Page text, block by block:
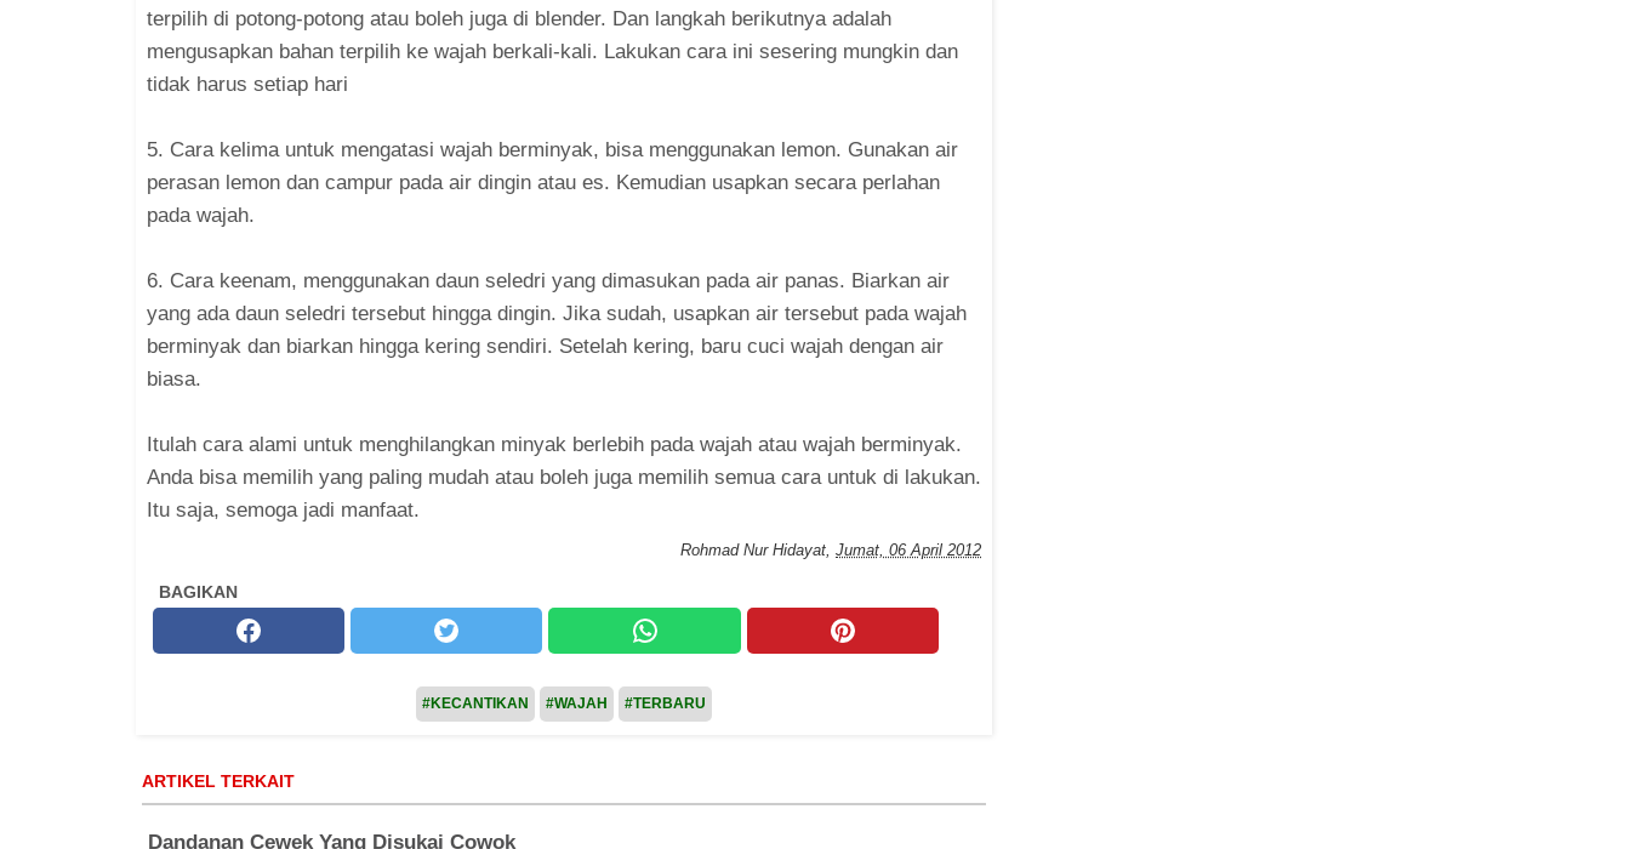
terpilih di potong-potong atau boleh juga di blender. Dan langkah berikutnya adalah
mengusapkan bahan terpilih ke wajah berkali-kali. Lakukan cara ini sesering mungkin dan
tidak harus setiap hari
5. Cara kelima untuk mengatasi wajah berminyak, bisa menggunakan lemon. Gunakan air
perasan lemon dan campur pada air dingin atau es. Kemudian usapkan secara perlahan
pada wajah.
6. Cara keenam, menggunakan daun seledri yang dimasukan pada air panas. Biarkan air
yang ada daun seledri tersebut hingga dingin. Jika sudah, usapkan air tersebut pada wajah
berminyak dan biarkan hingga kering sendiri. Setelah kering, baru cuci wajah dengan air
biasa.
Itulah cara alami untuk menghilangkan minyak berlebih pada wajah atau wajah berminyak.
Anda bisa memilih yang paling mudah atau boleh juga memilih semua cara untuk di lakukan.
Itu saja, semoga jadi manfaat.
Rohmad Nur Hidayat, Jumat, 06 April 2012
BAGIKAN
#KECANTIKAN #WAJAH #TERBARU
ARTIKEL TERKAIT
Dandanan Cewek Yang Disukai Cowok